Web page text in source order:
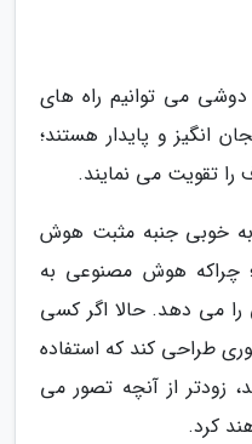
می توانیم راه های
انگیز و پایدار هستند؛
را تقویت می نمایند.
به خوبی جنبه مثبت هوش
چراکه هوش مصنوعی به
را می دهد. حالا اگر کسی
طراحی کند که استفاده
زودتر از آنچه تصور می
کرد.